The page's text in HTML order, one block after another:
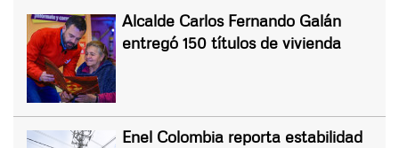
Alcalde Carlos Fernando Galán
entregó 150 títulos de vivienda
Enel Colombia reporta estabilidad